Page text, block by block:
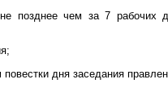
позднее чем за 7
дня заседания